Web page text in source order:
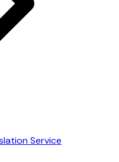
Service